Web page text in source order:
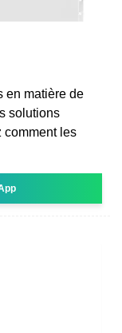
en matière de
solutions
comment les